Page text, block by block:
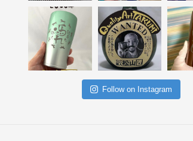
Follow on Instagram